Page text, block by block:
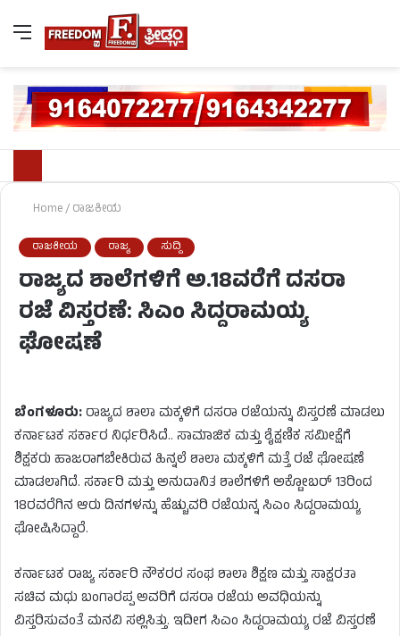
Home/ರಾಜಕೀಯ
ರಾಜಕೀಯ ರಾಜ್ಯ ಸುದ್ದಿ
ರಾಜ್ಯದ ಶಾಲೆಗಳಿಗೆ ಅ.18ವರೆಗೆ ದಸರಾ
ರಜೆ ವಿಸ್ತರಣೆ: ಸಿಎಂ ಸಿದ್ದರಾಮಯ್ಯ
ಘೋಷಣೆ
ಬೆಂಗಳೂರು:ರಾಜ್ಯದ ಶಾಲಾ ಮಕ್ಕಳಿಗೆ ದಸರಾ ರಜೆಯನ್ನು ವಿಸ್ತರಣೆ ಮಾಡಲು
ಕರ್ನಾಟಕ ಸರ್ಕಾರ ನಿರ್ಧರಿಸಿದೆ.. ಸಾಮಾಜಿಕ ಮತ್ತು ಶೈಕ್ಷಣಿಕ ಸಮೀಕ್ಷೆಗೆ
ಶಿಕ್ಷಕರು ಹಾಜರಾಗಬೇಕಿರುವ ಹಿನ್ನಲೆ ಶಾಲಾ ಮಕ್ಕಳಿಗೆ ಮತ್ತೆ ರಜೆ ಘೋಷಣೆ
ಮಾಡಲಾಗಿದೆ. ಸರ್ಕಾರಿ ಮತ್ತು ಅನುದಾನಿತ ಶಾಲೆಗಳಿಗೆ ಅಕ್ಟೋಬರ್ 13ರಿಂದ
18ರವರೆಗಿನ ಆರು ದಿನಗಳನ್ನು ಹೆಚ್ಚುವರಿ ರಜೆಯನ್ನ ಸಿಎಂ ಸಿದ್ದರಾಮಯ್ಯ
ಘೋಷಿಸಿದ್ದಾರೆ.
ಕರ್ನಾಟಕ ರಾಜ್ಯ ಸರ್ಕಾರಿ ನೌಕರರ ಸಂಘ ಶಾಲಾ ಶಿಕ್ಷಣ ಮತ್ತು ಸಾಕ್ಷರತಾ
ಸಚಿವ ಮಧು ಬಂಗಾರಪ್ಪ ಅವರಿಗೆ ದಸರಾ ರಜೆಯ ಅವಧಿಯನ್ನು
ವಿಸ್ತರಿಸುವಂತೆ ಮನವಿ ಸಲ್ಲಿಸಿತ್ತು. ಇದೀಗ ಸಿಎಂ ಸಿದ್ದರಾಮಯ್ಯ ರಜೆ ವಿಸ್ತರಣೆ